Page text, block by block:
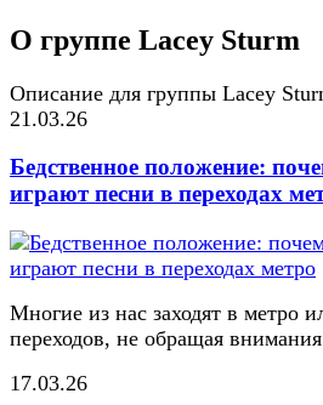
О группе Lacey Sturm
Описание для группы Lacey
21.03.26
Бедственное положение:
играют песни в переходах
Многие из нас заходят в метро
переходов, не обращая
17.03.26